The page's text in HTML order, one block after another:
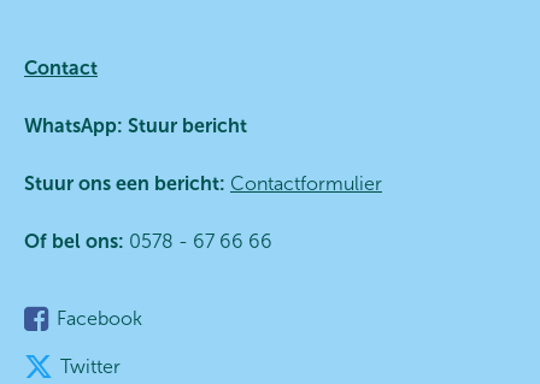
Contact
WhatsApp: Stuur bericht
Stuur ons een bericht: Contactformulier
Of bel ons: 0578 - 67 66 66
Facebook
Twitter